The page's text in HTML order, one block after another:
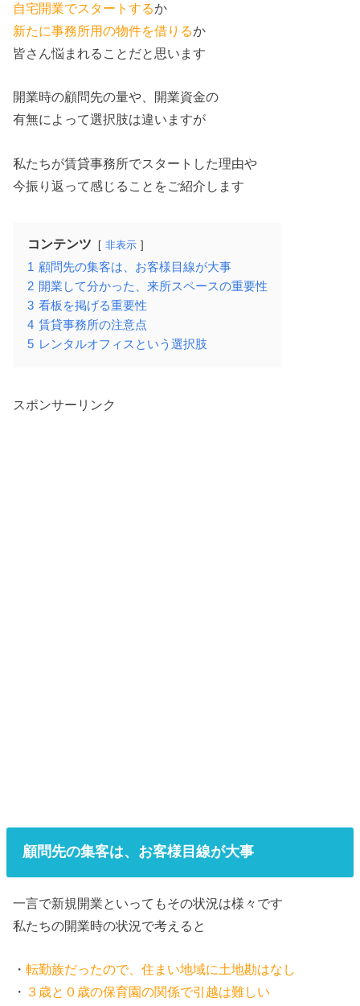
自宅開業でスタートするか
新たに事務所用の物件を借りるか
皆さん悩まれることだと思います
開業時の顧問先の量や、開業資金の
有無によって選択肢は違いますが
私たちが賃貸事務所でスタートした理由や
今振り返って感じることをご紹介します
コンテンツ 非表示
1 顧問先の集客は、お客様目線が大事
2 開業して分かった、来所スペースの重要性
3 看板を掲げる重要性
4 賃貸事務所の注意点
5 レンタルオフィスという選択肢
スポンサーリンク
顧問先の集客は、お客様目線が大事
一言で新規開業といってもその状況は様々です
私たちの開業時の状況で考えると
・転勤族だったので、住まい地域に土地勘はなし
・ ３歳と０歳の保育園の関係で引越は難しい